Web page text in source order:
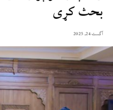
بحث کړی
آگست 24, 2025